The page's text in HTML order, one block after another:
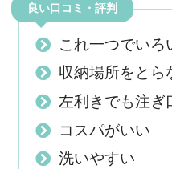
良い口コミ・評判
これ一つでいろ
収納場所をとら
左利きでも注ぎ
コスパがいい
洗いやすい